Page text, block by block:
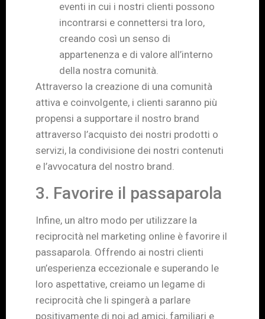
eventi in cui i nostri clienti possono
incontrarsi e connettersi tra loro,
creando così un senso di
appartenenza e di valore all’interno
della nostra comunità.
Attraverso la creazione di una comunità
attiva e coinvolgente, i clienti saranno più
propensi a supportare il nostro brand
attraverso l’acquisto dei nostri prodotti o
servizi, la condivisione dei nostri contenuti
e l’avvocatura del nostro brand.
3. Favorire il passaparola
Infine, un altro modo per utilizzare la
reciprocità nel marketing online è favorire il
passaparola. Offrendo ai nostri clienti
un’esperienza eccezionale e superando le
loro aspettative, creiamo un legame di
reciprocità che li spingerà a parlare
positivamente di noi ad amici, familiari e